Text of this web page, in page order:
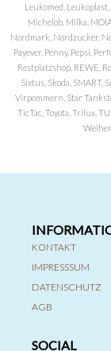
Leukomed,
Michelob, Milka,
Nordmark, Nordzucker,
Payever, Penny, Pepsi,
Restplatzshop, REWE,
Sixtus, Skoda, SMART,
Virpommern, Star
TicTac, Toyota, Trilux,
KONTAKT
IMPRESSSUM
DATENSCHUTZ
AGB
SOCIAL